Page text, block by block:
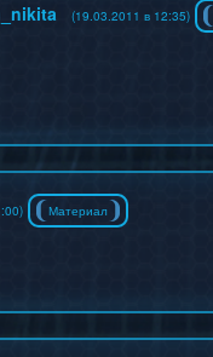
(19.03.2011 в 12:35)
Материал